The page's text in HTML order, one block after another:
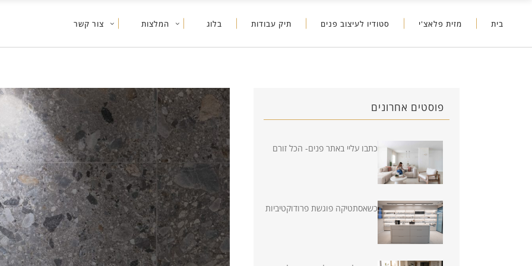
בית מזית פלאצ'י סטודיו לעיצוב פנים תיק עבודות בלוג המלצות צור קשר
פוסטים אחרונים
כתבו עליי באתר פנים- הכל זורם
כשאסתטיקה פוגשת פרודוקטיביות